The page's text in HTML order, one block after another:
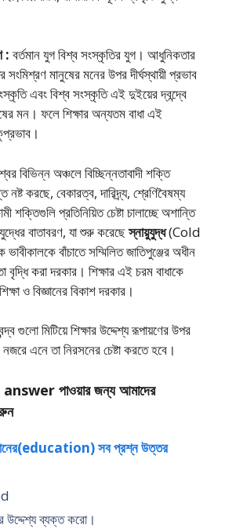
: বর্তমান যুগ বিশ্ব সংস্কৃতির যুগ। আধুনিকতার
মানুষের মনের উপর দীর্ঘস্থায়ী প্রভাব
এবং বিশ্ব সংস্কৃতি এই দুইয়ের দ্বন্দ্বে
মন। ফলে শিক্ষার অন্যতম বাধা এই
বিভিন্ন অঞ্চলে বিচ্ছিন্নতাবাদী শক্তি
নষ্ট করছে, বেকারত্ব, দারিদ্র্য, শ্রেণিবৈষম্য
শক্তিগুলি প্রতিনিয়িত চেষ্টা চালাচ্ছে অশান্তি
বাতাবরণ, যা শুরু করেছেস্নায়ুযুদ্ধ(Cold
বাঁচাতে সম্মিলিত জাতিপুঞ্জের অধীন
বৃদ্ধি করা দরকার। শিক্ষার এই চরম বাধাকে
ও বিজ্ঞানের বিকাশ দরকার।
গুলো মিটিয়ে শিক্ষার উদ্দেশ্য রূপায়ণের উপর
এনে তা নিরসনের চেষ্টা করতে হবে।
পাওয়ার জন্য আমাদের
সব প্রশ্ন উত্তর
উদ্দেশ্য ব্যক্ত করাে।